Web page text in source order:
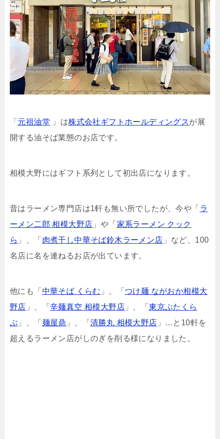
「 元祖油堂 」は株式会社ギフトホールディングスが展
開する油そば業態のお店です。
相模大野にはギフト系列として初出店になります。
昔はラーメン専門店は1軒も無い所でしたが、今や「 ラ
ーメン二郎 相模大野店 」や「 家系ラーメン クック
ら 」、「 肉煮干し中華そば鈴木ラーメン店 」など、100
名店に名を連ねるお店が出ています。
他にも「 中華そば くらむ 」、「つけ麺 ながおか相模大
野店 」、「辛麺真空 相模大野店 」、「東京ぶたくら
ぶ 」、「 麺屋鼎 」、「清勝丸 相模大野店 」…と10軒を
超えるラーメン店がしのぎを削る様になりました。